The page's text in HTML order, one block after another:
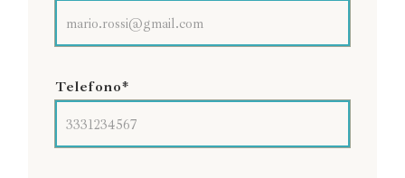
Telefono*